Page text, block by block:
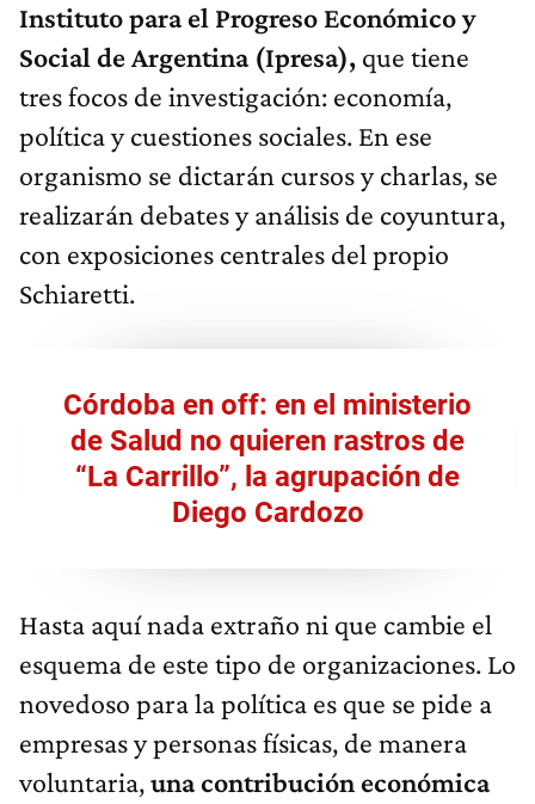
Instituto para el Progreso Económico y
Social de Argentina (Ipresa), que tiene
tres focos de investigación: economía,
política y cuestiones sociales. En ese
organismo se dictarán cursos y charlas, se
realizarán debates y análisis de coyuntura,
con exposiciones centrales del propio
Schiaretti.
Córdoba en off: en el ministerio
de Salud no quieren rastros de
“La Carrillo”, la agrupación de
Diego Cardozo
Hasta aquí nada extraño ni que cambie el
esquema de este tipo de organizaciones. Lo
novedoso para la política es que se pide a
empresas y personas físicas, de manera
voluntaria,una contribución económica